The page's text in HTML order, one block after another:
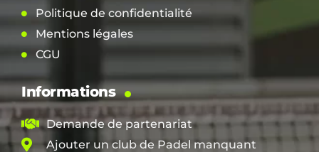
Politique de confidentialité
Mentions légales
CGU
Informations
Demande de partenariat
Ajouter un club de Padel manquant